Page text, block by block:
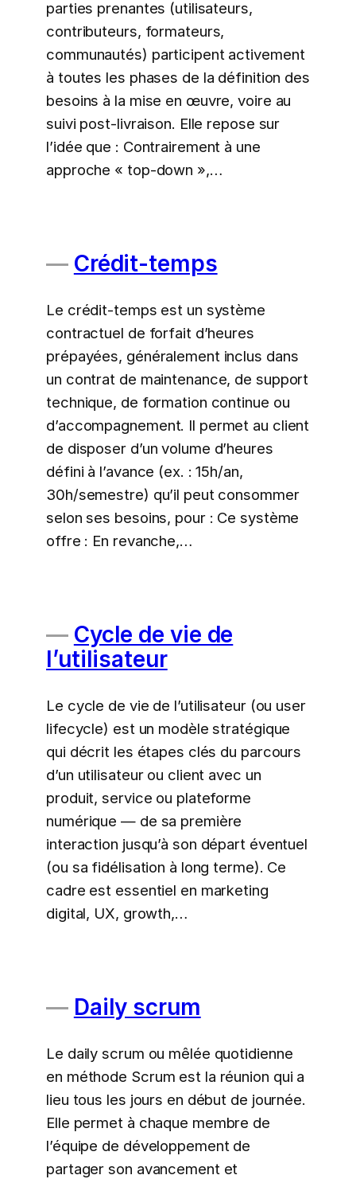
parties prenantes (utilisateurs,
contributeurs, formateurs,
communautés) participent activement
à toutes les phases de la définition des
besoins à la mise en œuvre, voire au
suivi post-livraison. Elle repose sur
l’idée que : Contrairement à une
approche « top-down »,…
Crédit-temps
Le crédit-temps est un système
contractuel de forfait d’heures
prépayées, généralement inclus dans
un contrat de maintenance, de support
technique, de formation continue ou
d’accompagnement. Il permet au client
de disposer d’un volume d’heures
défini à l’avance (ex. : 15h/an,
30h/semestre) qu’il peut consommer
selon ses besoins, pour : Ce système
offre : En revanche,…
Cycle de vie de
l’utilisateur
Le cycle de vie de l’utilisateur (ou user
lifecycle) est un modèle stratégique
qui décrit les étapes clés du parcours
d’un utilisateur ou client avec un
produit, service ou plateforme
numérique — de sa première
interaction jusqu’à son départ éventuel
(ou sa fidélisation à long terme). Ce
cadre est essentiel en marketing
digital, UX, growth,…
Daily scrum
Le daily scrum ou mêlée quotidienne
en méthode Scrum est la réunion qui a
lieu tous les jours en début de journée.
Elle permet à chaque membre de
l’équipe de développement de
partager son avancement et